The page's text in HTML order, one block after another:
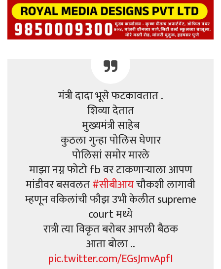
मंत्री दादा भूसे फटकावतात .
शिव्या देतात
मुख्यमंत्री साहेब
कुठला गुन्हा पोलिस घेणार
पोलिसां समोर मारले
माझा नग्न फोटो fb वर टाकणाऱ्याला आपण
मांडीवर बसवलत#सीबीआयचौकशी लागावी
म्हणून वकिलांची फौझ उभी केलीत supreme
court मध्ये
रात्री त्या विकृत बरोबर आपली बैठक
आता बोला ..
pic.twitter.com/EGsJmvApfI